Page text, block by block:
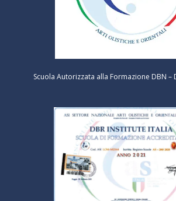
Scuola Autorizzata alla Formazione DBN –